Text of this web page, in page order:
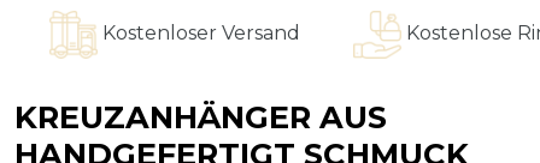
Kostenloser Versand Kostenlose
KREUZANHÄNGER AUS
HANDGEFERTIGT SCHMUCK